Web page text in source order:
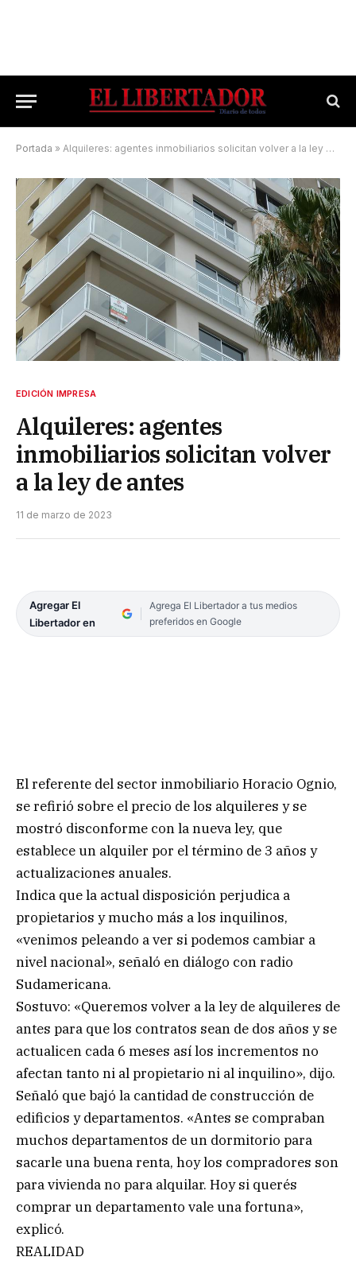
Portada » Alquileres: agentes inmobiliarios solicitan volver a la ley de antes
EDICIÓN IMPRESA
Alquileres: agentes
inmobiliarios solicitan volver
a la ley de antes
11 de marzo de 2023
Agregar El
Libertador en
Agrega El Libertador a tus medios
preferidos en Google
El referente del sector inmobiliario Horacio Ognio,
se refirió sobre el precio de los alquileres y se
mostró disconforme con la nueva ley, que
establece un alquiler por el término de 3 años y
actualizaciones anuales.
Indica que la actual disposición perjudica a
propietarios y mucho más a los inquilinos,
«venimos peleando a ver si podemos cambiar a
nivel nacional», señaló en diálogo con radio
Sudamericana.
Sostuvo: «Queremos volver a la ley de alquileres de
antes para que los contratos sean de dos años y se
actualicen cada 6 meses así los incrementos no
afectan tanto ni al propietario ni al inquilino», dijo.
Señaló que bajó la cantidad de construcción de
edificios y departamentos. «Antes se compraban
muchos departamentos de un dormitorio para
sacarle una buena renta, hoy los compradores son
para vivienda no para alquilar. Hoy si querés
comprar un departamento vale una fortuna»,
explicó.
REALIDAD